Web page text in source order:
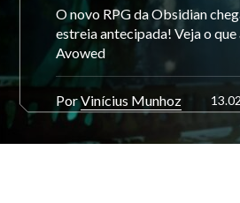
O novo RPG da Obsidian
estreia antecipada! Veja o
Avowed
PorVinícius Munhoz